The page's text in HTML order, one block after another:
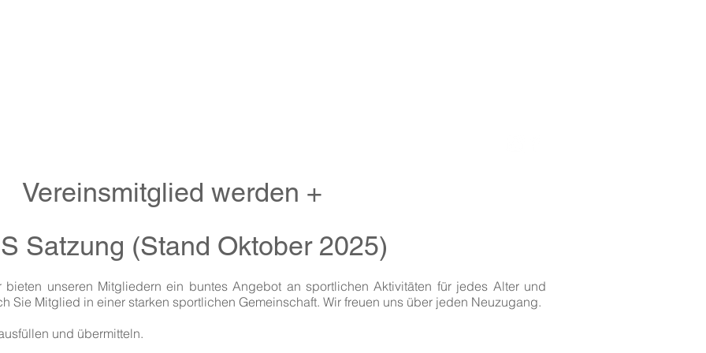
Vereinsmitglied werden +
Satzung (Stand Oktober 2025)
unseren Mitgliedern ein buntes Angebot an sportlichen Aktivitäten für jedes Alter und
Sie Mitglied in einer starken sportlichen Gemeinschaft. Wir freuen uns über jeden Neuzugang.
und übermitteln.